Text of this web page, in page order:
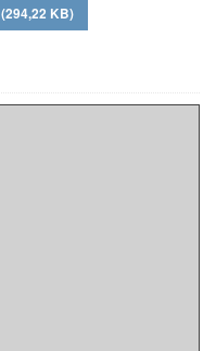
(294,22 KB)